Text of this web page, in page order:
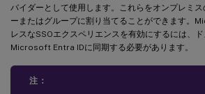
バイダーとして使用します。これらをオンプレミ
ーまたはグループに割り当てることができます。
レスなSSOエクスペリエンスを有効にするには、
Microsoft Entra IDに同期する必要があります。
注：